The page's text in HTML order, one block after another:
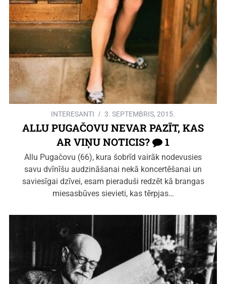
INTERESANTI 3. SEPTEMBRIS, 2015.
ALLU PUGAČOVU NEVAR PAZĪT, KAS
AR VIŅU NOTICIS?
1
Allu Pugačovu (66), kura šobrīd vairāk nodevusies
savu dvīnīšu audzināšanai nekā koncertēšanai un
saviesīgai dzīvei, esam pieraduši redzēt kā brangas
miesasbūves sievieti, kas tērpjas…